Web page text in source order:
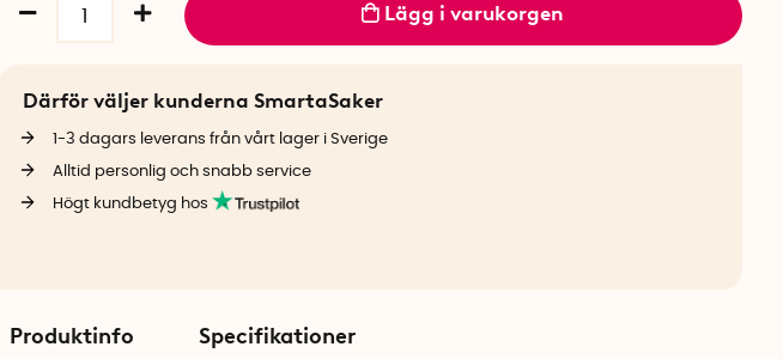
Lägg i varukorgen
Därför väljer kunderna SmartaSaker
1-3 dagars leverans från vårt lager i Sverige
Alltid personlig och snabb service
Högt kundbetyg hos
Produktinfo Specifikationer